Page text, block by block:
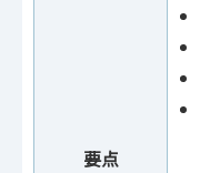
要点